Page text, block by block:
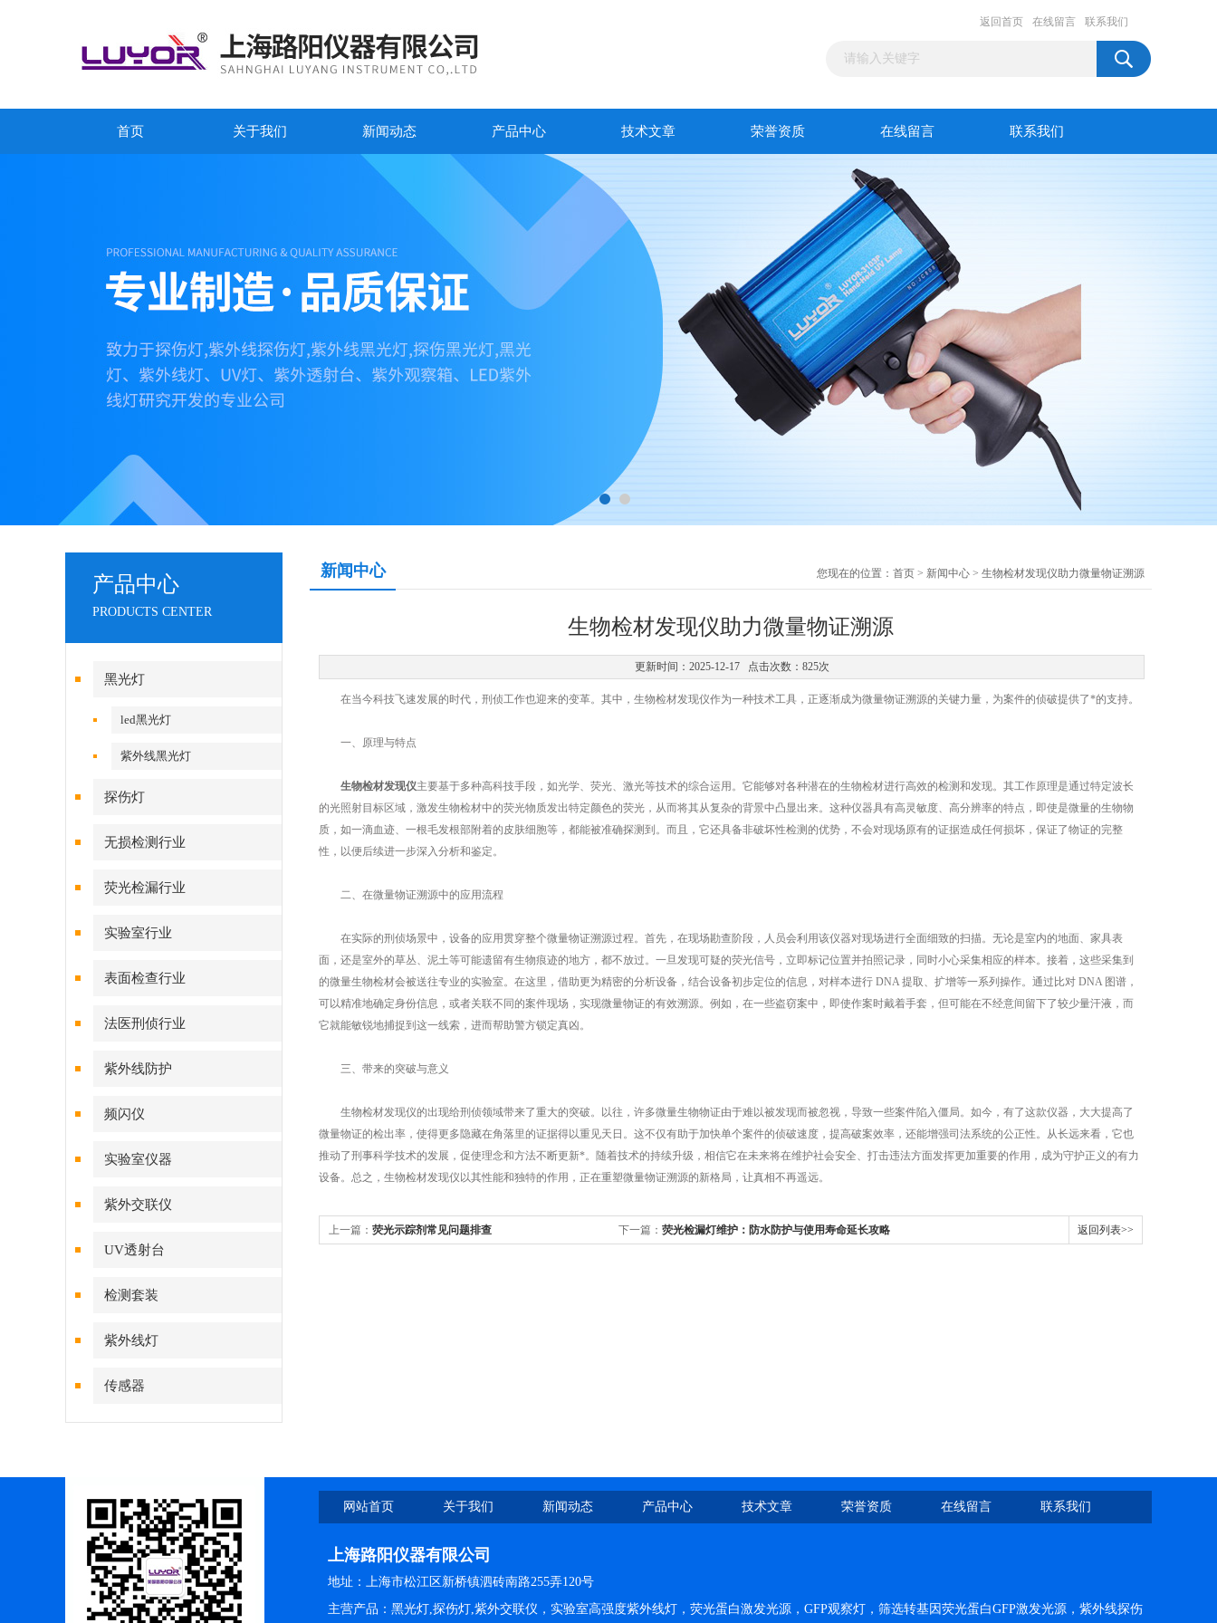
返回首页 在线留言 联系我们
首页 关于我们 新闻动态 产品中心 技术文章 荣誉资质 在线留言 联系我们
产品中心
PRODUCTS CENTER
黑光灯
led黑光灯
紫外线黑光灯
探伤灯
无损检测行业
荧光检漏行业
实验室行业
表面检查行业
法医刑侦行业
紫外线防护
频闪仪
实验室仪器
紫外交联仪
UV透射台
检测套装
紫外线灯
传感器
新闻中心 您现在的位置： 首页 > 新闻中心 > 生物检材发现仪助力微量物证溯源
生物检材发现仪助力微量物证溯源
更新时间：2025-12-17 点击次数：825次
在当今科技飞速发展的时代，刑侦工作也迎来的变革。其中，生物检材发现仪作为一种技术工具，正逐渐成为微量物证溯源的关键力量，为案件的侦破提供了*的支持。
一、原理与特点
生物检材发现仪主要基于多种高科技手段，如光学、荧光、激光等技术的综合运用。它能够对各种潜在的生物检材进行高效的检测和发现。其工作原理是通过特定波长
的光照射目标区域，激发生物检材中的荧光物质发出特定颜色的荧光，从而将其从复杂的背景中凸显出来。这种仪器具有高灵敏度、高分辨率的特点，即使是微量的生物物
质，如一滴血迹、一根毛发根部附着的皮肤细胞等，都能被准确探测到。而且，它还具备非破坏性检测的优势，不会对现场原有的证据造成任何损坏，保证了物证的完整
性，以便后续进一步深入分析和鉴定。
二、在微量物证溯源中的应用流程
在实际的刑侦场景中，设备的应用贯穿整个微量物证溯源过程。首先，在现场勘查阶段，人员会利用该仪器对现场进行全面细致的扫描。无论是室内的地面、家具表
面，还是室外的草丛、泥土等可能遗留有生物痕迹的地方，都不放过。一旦发现可疑的荧光信号，立即标记位置并拍照记录，同时小心采集相应的样本。接着，这些采集到
的微量生物检材会被送往专业的实验室。在这里，借助更为精密的分析设备，结合设备初步定位的信息，对样本进行 DNA 提取、扩增等一系列操作。通过比对 DNA 图谱，
可以精准地确定身份信息，或者关联不同的案件现场，实现微量物证的有效溯源。例如，在一些盗窃案中，即使作案时戴着手套，但可能在不经意间留下了较少量汗液，而
它就能敏锐地捕捉到这一线索，进而帮助警方锁定真凶。
三、带来的突破与意义
生物检材发现仪的出现给刑侦领域带来了重大的突破。以往，许多微量生物物证由于难以被发现而被忽视，导致一些案件陷入僵局。如今，有了这款仪器，大大提高了
微量物证的检出率，使得更多隐藏在角落里的证据得以重见天日。这不仅有助于加快单个案件的侦破速度，提高破案效率，还能增强司法系统的公正性。从长远来看，它也
推动了刑事科学技术的发展，促使理念和方法不断更新*。随着技术的持续升级，相信它在未来将在维护社会安全、打击违法方面发挥更加重要的作用，成为守护正义的有力
设备。总之，生物检材发现仪以其性能和独特的作用，正在重塑微量物证溯源的新格局，让真相不再遥远。
上一篇： 荧光示踪剂常见问题排查 下一篇： 荧光检漏灯维护：防水防护与使用寿命延长攻略 返回列表>>
网站首页 关于我们 新闻动态 产品中心 技术文章 荣誉资质 在线留言 联系我们
上海路阳仪器有限公司
地址：上海市松江区新桥镇泗砖南路255弄120号
主营产品：黑光灯,探伤灯,紫外交联仪，实验室高强度紫外线灯，荧光蛋白激发光源，GFP观察灯，筛选转基因荧光蛋白GFP激发光源，紫外线探伤